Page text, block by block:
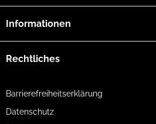
Informationen
Rechtliches
Barrierefreiheitserklärung
Datenschutz